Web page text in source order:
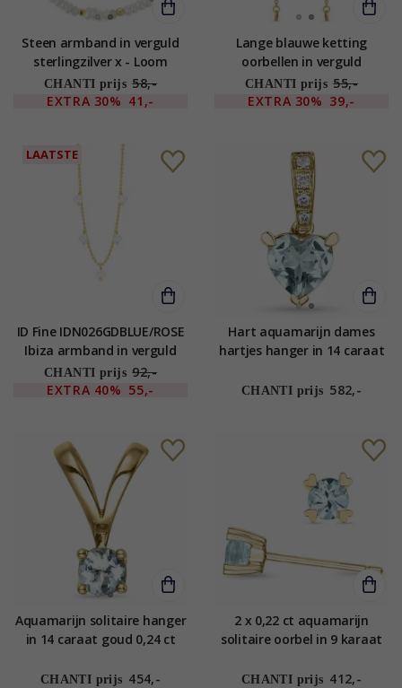
Steen armband in verguld
sterlingzilver x - Loom
Stones
CHANTI prijs 58,-
EXTRA 30% 41,-
Lange blauwe ketting
oorbellen in verguld
sterlingzilver - Loom Stones
CHANTI prijs 55,-
EXTRA 30% 39,-
LAATSTE
ID Fine IDN026GDBLUE/ROSE
Ibiza armband in verguld
sterlingzilver roze kwarts
blauwe aquamarijn
CHANTI prijs 92,-
EXTRA 40% 55,-
Hart aquamarijn dames
hartjes hanger in 14 caraat
CHANTI prijs 582,-
Aquamarijn solitaire hanger
in 14 caraat goud 0,24 ct
CHANTI prijs 454,-
2 x 0,22 ct aquamarijn
solitaire oorbel in 9 karaat
CHANTI prijs 412,-